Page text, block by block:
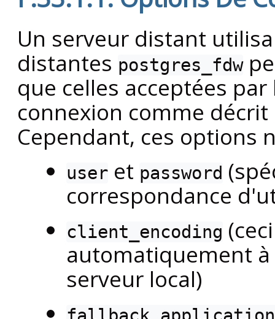
Un serveur distant
distantes postgres_fdw
que celles acceptées par
connexion comme
Cependant, ces options
user et password
correspondance
client_encoding
automatiquement
serveur local)